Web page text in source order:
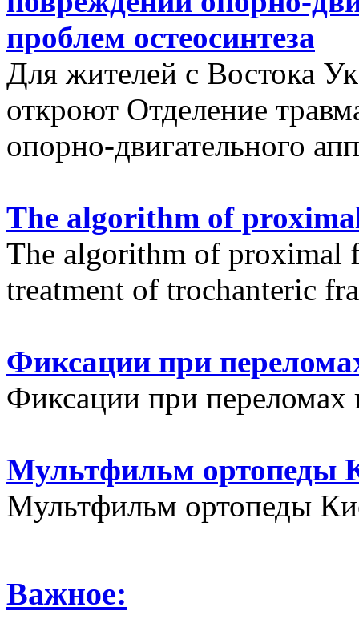
проблем остеосинтеза
Для жителей с Востока
откроют Отделение
опорно-двигательного
The algorithm of
The algorithm of proximal
treatment of trochanteric
Фиксации при
Фиксации при переломах
Мультфильм ортопеды
Мультфильм ортопеды
Важное: